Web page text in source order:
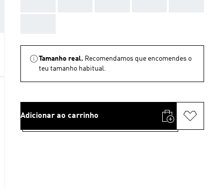
Tamanho real. Recomendamos que encomendes o
teu tamanho habitual.
Adicionar ao carrinho